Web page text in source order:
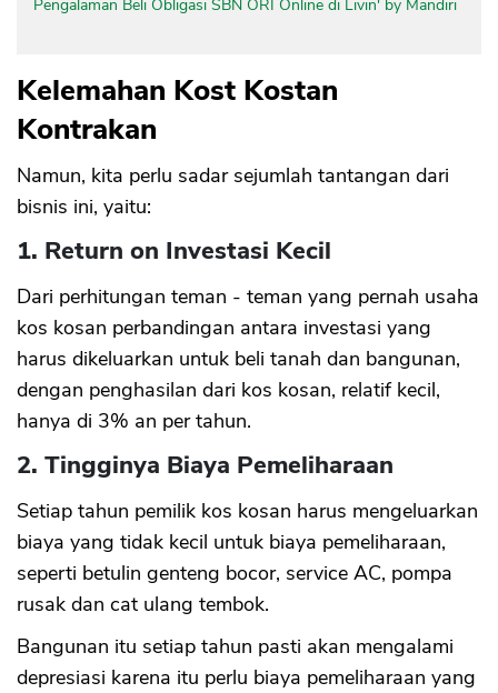
Pengalaman Beli Obligasi SBN ORI Online di Livin' by Mandiri
Kelemahan Kost Kostan
Kontrakan
Namun, kita perlu sadar sejumlah tantangan dari
bisnis ini, yaitu:
1. Return on Investasi Kecil
Dari perhitungan teman - teman yang pernah usaha
kos kosan perbandingan antara investasi yang
harus dikeluarkan untuk beli tanah dan bangunan,
dengan penghasilan dari kos kosan, relatif kecil,
hanya di 3% an per tahun.
2. Tingginya Biaya Pemeliharaan
Setiap tahun pemilik kos kosan harus mengeluarkan
biaya yang tidak kecil untuk biaya pemeliharaan,
seperti betulin genteng bocor, service AC, pompa
rusak dan cat ulang tembok.
Bangunan itu setiap tahun pasti akan mengalami
depresiasi karena itu perlu biaya pemeliharaan yang